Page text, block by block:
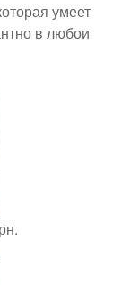
умеет
в любои